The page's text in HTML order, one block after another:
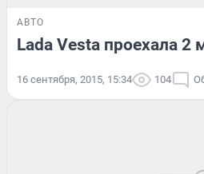
АВТО
Lada Vesta проехала 2
16 сентября, 2015, 15:34 104